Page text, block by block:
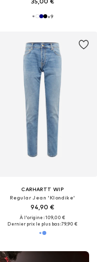
+9
CARHARTT WIP
Regular Jean 'Klondike'
94,90 €
À l'origine : 109,00 €
Dernier prix le plus bas :79,90 €